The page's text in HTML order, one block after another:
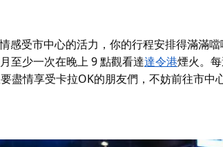
受市中心的活力，你的行程安排得滿滿噹
至少一次在晚上 9 點觀看達達令港煙火。
盡情享受卡拉OK的朋友們，不妨前往市中